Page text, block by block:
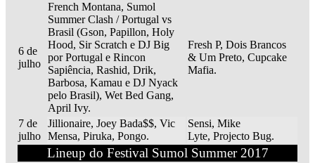
6 de
julho
French Montana, Sumol
Summer Clash / Portugal vs
Brasil (Gson, Papillon, Holy
Hood, Sir Scratch e DJ Big
por Portugal e Rincon
Sapiência, Rashid, Drik,
Barbosa, Kamau e DJ Nyack
pelo Brasil), Wet Bed Gang,
April Ivy.
Fresh P, Dois Brancos
& Um Preto, Cupcake
Mafia.
7 de
julho
Jillionaire, Joey Bada$$, Vic
Mensa, Piruka, Pongo.
Sensi, Mike
Lyte, Projecto Bug.
Lineup do Festival Sumol Summer 2017